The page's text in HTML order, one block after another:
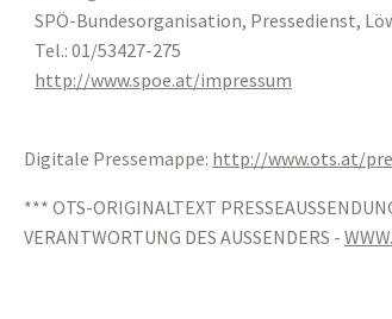
SPÖ-Bundesorganisation, Pressedienst,
Tel.: 01/53427-275
http://www.spoe.at/impressum
Digitale Pressemappe: http://www.ots.at/
*** OTS-ORIGINALTEXT
VERANTWORTUNG DES AUSSENDERS -